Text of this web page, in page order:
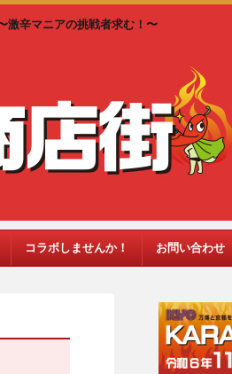
激辛マニアの挑戦者求む！〜
コラボしませんか！ お問い合わせ